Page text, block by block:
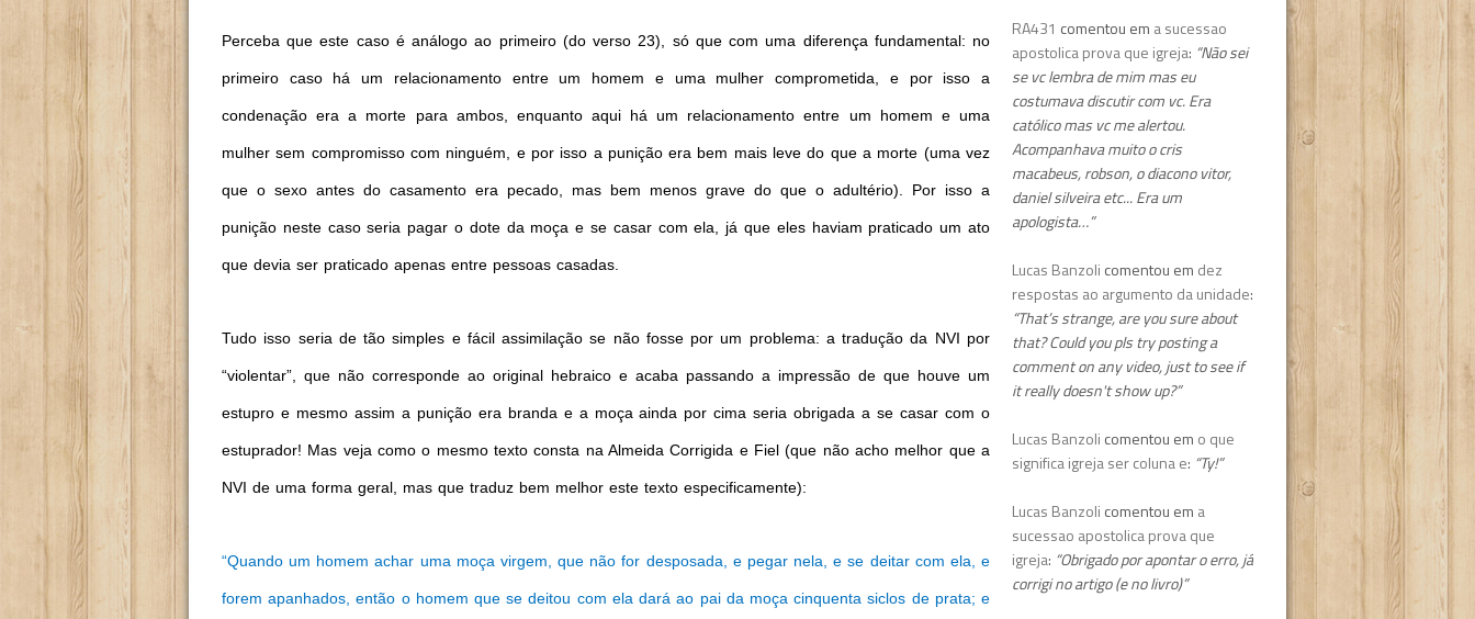
Perceba que este caso é análogo ao primeiro (do verso 23), só que com uma diferença fundamental: no
primeiro caso há um relacionamento entre um homem e uma mulher comprometida, e por isso a
condenação era a morte para ambos, enquanto aqui há um relacionamento entre um homem e uma
mulher sem compromisso com ninguém, e por isso a punição era bem mais leve do que a morte (uma vez
que o sexo antes do casamento era pecado, mas bem menos grave do que o adultério). Por isso a
punição neste caso seria pagar o dote da moça e se casar com ela, já que eles haviam praticado um ato
que devia ser praticado apenas entre pessoas casadas.
Tudo isso seria de tão simples e fácil assimilação se não fosse por um problema: a tradução da NVI por
“violentar”, que não corresponde ao original hebraico e acaba passando a impressão de que houve um
estupro e mesmo assim a punição era branda e a moça ainda por cima seria obrigada a se casar com o
estuprador! Mas veja como o mesmo texto consta na Almeida Corrigida e Fiel (que não acho melhor que a
NVI de uma forma geral, mas que traduz bem melhor este texto especificamente):
“Quando um homem achar uma moça virgem, que não for desposada, e pegar nela, e se deitar com ela, e
forem apanhados, então o homem que se deitou com ela dará ao pai da moça cinquenta siclos de prata; e
RA431 comentou em a sucessao
apostolica prova que igreja: “Não sei
se vc lembra de mim mas eu
costumava discutir com vc. Era
católico mas vc me alertou.
Acompanhava muito o cris
macabeus, robson, o diacono vitor,
daniel silveira etc... Era um
apologista…”
Lucas Banzoli comentou em dez
respostas ao argumento da unidade:
“That’s strange, are you sure about
that? Could you pls try posting a
comment on any video, just to see if
it really doesn't show up?”
Lucas Banzoli comentou em o que
significa igreja ser coluna e: “Ty!”
Lucas Banzoli comentou em a
sucessao apostolica prova que
igreja: “Obrigado por apontar o erro, já
corrigi no artigo (e no livro)”